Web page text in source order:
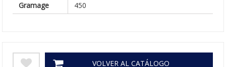
Gramage
450
VOLVER AL CATÁLOGO